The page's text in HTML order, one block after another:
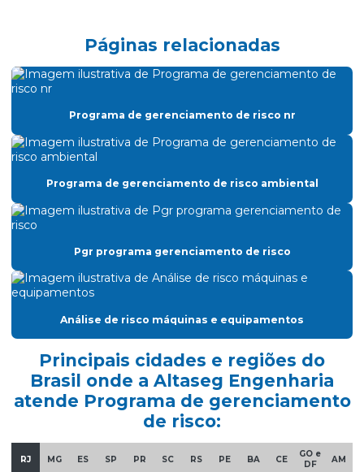
Certificado de treinamento nr 18
Cipa consultoria
Classificação de áreas atmosfera explosiva
Classificação de áreas classificadas
Classificação de áreas explosivas
Clcb corpo de bombeiros
Consultoria nr10
Curso nr 20
Curso de nr 33
Elaboração de pgr
Páginas relacionadas
Programa de gerenciamento de risco nr
Programa de gerenciamento de risco ambiental
Pgr programa gerenciamento de risco
Análise de risco máquinas e equipamentos
Principais cidades e regiões do
Brasil onde a Altaseg Engenharia
atende Programa de gerenciamento
de risco:
RJ MG ES SP PR SC RS PE BA CE
GO e
DF
AM